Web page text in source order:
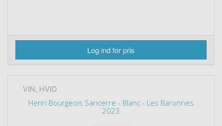
Log ind for pris
VIN, HVID
Henri Bourgeois Sancerre - Blanc - Les Baronnes
2023